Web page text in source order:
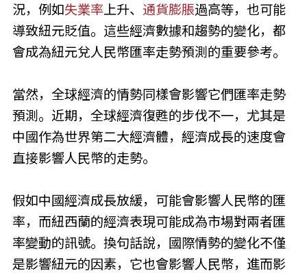
況，例如失業率上升、 通貨膨脹過高等，也可能
導致紐元貶值。這些經濟數據和趨勢的變化，都
會成為紐元兌人民幣匯率走勢預測的重要參考。
當然，全球經濟的情勢同樣會影響它們匯率走勢
預測。近期，全球經濟復甦的步伐不一，尤其是
中國作為世界第二大經濟體，經濟成長的速度會
直接影響人民幣的走勢。
假如中國經濟成長放緩，可能會影響人民幣的匯
率，而紐西蘭的經濟表現可能成為市場對兩者匯
率變動的訊號。換句話說，國際情勢的變化不僅
是影響紐元的因素，它也會影響人民幣，進而影